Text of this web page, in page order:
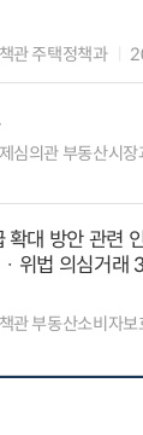
관 주택정책과
심의관 부동산시장
대 방안 관련
위법 의심거래
관 부동산소비자